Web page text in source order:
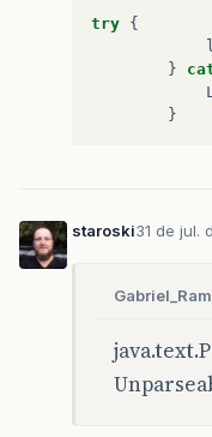
try {
}
}
staroski31 de jul.